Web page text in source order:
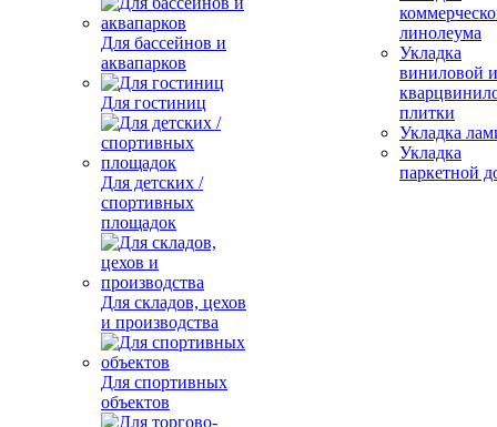
Для бассейнов и
аквапарков
Для гостиниц
Для детских /
спортивных
площадок
Для складов, цехов
и производства
Для спортивных
объектов
линолеума
Укладка
виниловой и
плитки
Укладка
Укладка
паркетной